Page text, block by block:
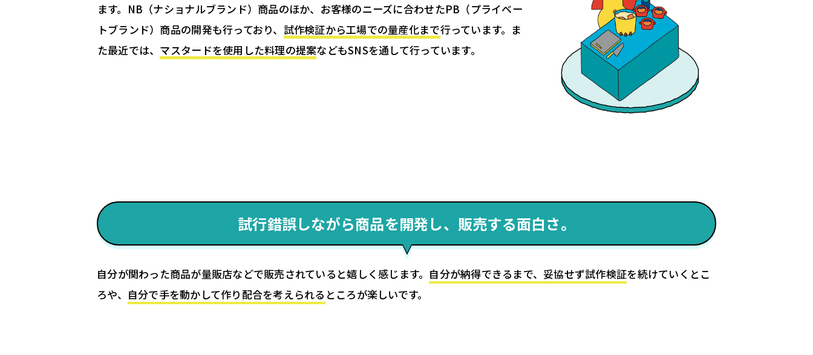
ます。NB（ナショナルブランド）商品のほか、お客様のニーズに合わせたPB（プライベー
トブランド）商品の開発も行っており、 試作検証から工場での量産化まで行っています。ま
た最近では、 マスタードを使用した料理の提案などもSNSを通して行っています。
試行錯誤しながら商品を開発し、販売する面白さ。
自分が関わった商品が量販店などで販売されていると嬉しく感じます。 自分が納得できるまで、妥協せず試作検証を続けていくとこ
ろや、 自分で手を動かして作り配合を考えられる ところが楽しいです。